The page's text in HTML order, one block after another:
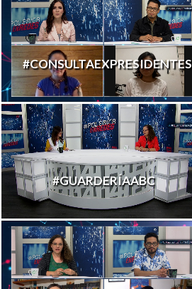
#CONSULTAEXPRESIDENTES
#GUARDERÍAABC